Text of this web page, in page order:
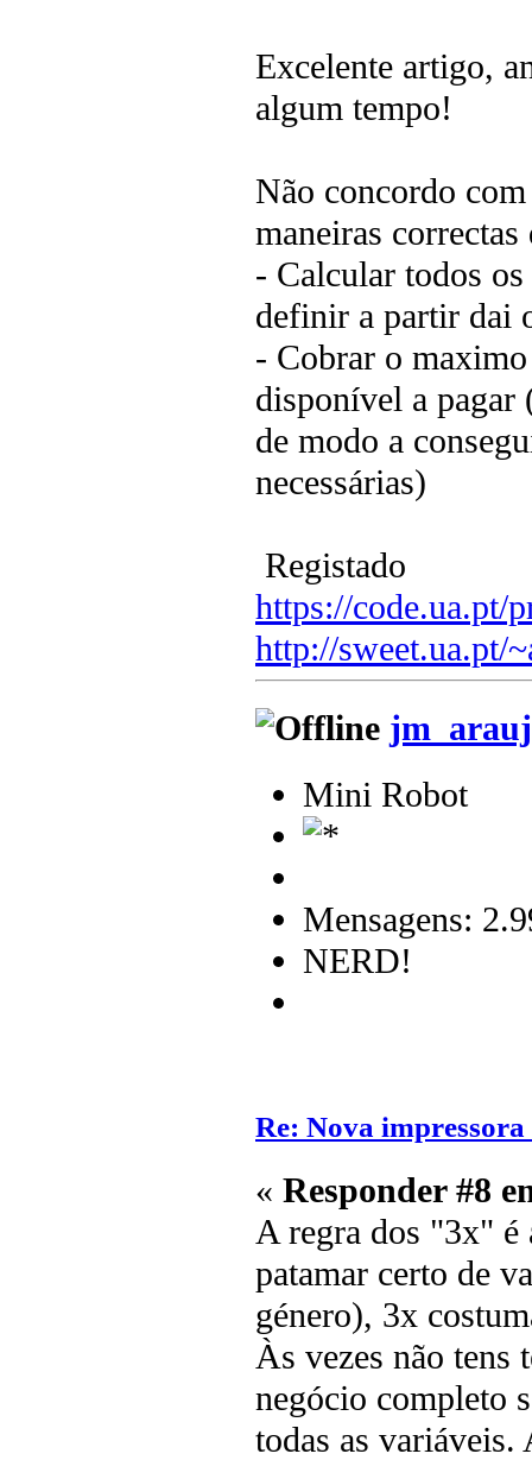
Excelente artigo,
algum tempo!
Não concordo
maneiras
- Calcular todos
definir a partir dai
- Cobrar o
disponível a pagar
de modo a
necessárias)
Registado
https://code.ua.pt/
http://sweet.ua.pt/
Mini Robot
Mensagens:
NERD!
Re: Nova
« Responder #8
A regra dos "3x" é
patamar certo de
género), 3x
Às vezes não tens
negócio completo
todas as variáveis.